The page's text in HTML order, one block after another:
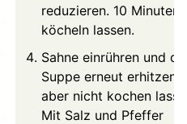
reduzieren. 10 Minuten
köcheln lassen.
Sahne einrühren und
Suppe erneut erhitzen,
aber nicht kochen
Mit Salz und Pfeffer